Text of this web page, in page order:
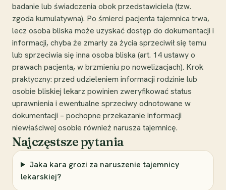
badanie lub świadczenia obok przedstawiciela (tzw.
zgoda kumulatywna). Po śmierci pacjenta tajemnica trwa,
lecz osoba bliska może uzyskać dostęp do dokumentacji i
informacji, chyba że zmarły za życia sprzeciwił się temu
lub sprzeciwia się inna osoba bliska (art. 14 ustawy o
prawach pacjenta, w brzmieniu po nowelizacjach). Krok
praktyczny: przed udzieleniem informacji rodzinie lub
osobie bliskiej lekarz powinien zweryfikować status
uprawnienia i ewentualne sprzeciwy odnotowane w
dokumentacji – pochopne przekazanie informacji
niewłaściwej osobie również narusza tajemnicę.
Najczęstsze pytania
Jaka kara grozi za naruszenie tajemnicy
lekarskiej?